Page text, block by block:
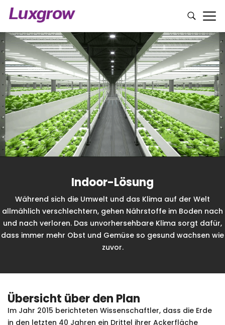
Indoor-Lösung
Während sich die Umwelt und das Klima auf der Welt
allmählich verschlechtern, gehen Nährstoffe im Boden nach
und nach verloren. Das unvorhersehbare Klima sorgt dafür,
dass immer mehr Obst und Gemüse so gesund wachsen wie
zuvor.
Übersicht über den Plan
Im Jahr 2015 berichteten Wissenschaftler, dass die Erde
in den letzten 40 Jahren ein Drittel ihrer Ackerfläche